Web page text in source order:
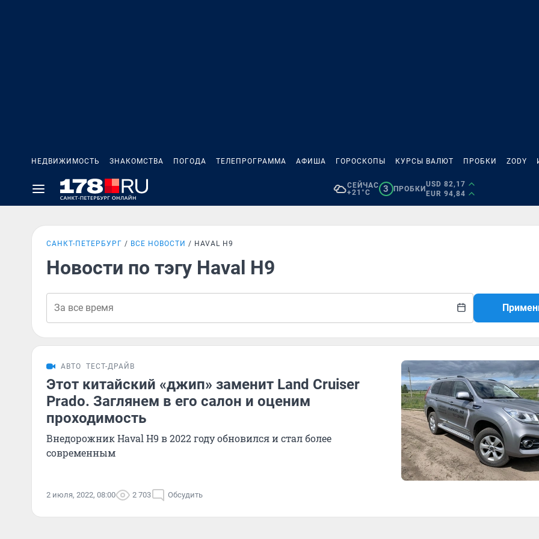
НЕДВИЖИМОСТЬ ЗНАКОМСТВА ПОГОДА ТЕЛЕПРОГРАММА АФИША ГОРОСКОПЫ КУРСЫ ВАЛЮТ ПРОБКИ ZODY
СЕЙЧАС
+21°C
3 ПРОБКИ
USD 82,17
EUR 94,84
САНКТ-ПЕТЕРБУРГ ВСЕ НОВОСТИ HAVAL H9
Новости по тэгу Haval H9
АВТО ТЕСТ-ДРАЙВ
Этот китайский «джип» заменит Land Cruiser
Prado. Заглянем в его салон и оценим
проходимость
Внедорожник Haval H9 в 2022 году обновился и стал более
современным
2 июля, 2022, 08:00 2 703 Обсудить